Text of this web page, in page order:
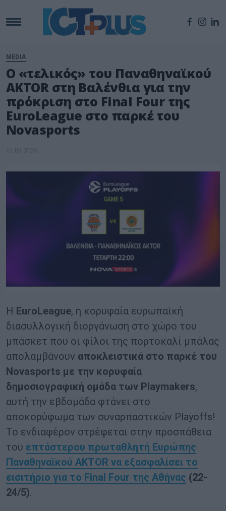
MEDIA
Ο «τελικός» του Παναθηναϊκού
AKTOR στη Βαλένθια για την
πρόκριση στο Final Four της
EuroLeague στο παρκέ του
Novasports
11.05.2026
Η EuroLeague, η κορυφαία ευρωπαϊκή
διασυλλογική διοργάνωση στο χώρο του
μπάσκετ που οι φίλοι της πορτοκαλί μπάλας
απολαμβάνουν αποκλειστικά στο παρκέ του
Novasports με την κορυφαία
δημοσιογραφική ομάδα των Playmakers,
αυτή την εβδομάδα φτάνει στο
αποκορύφωμα των συναρπαστικών Playoffs!
Το ενδιαφέρον στρέφεται στην προσπάθεια
του επτάστερου πρωταθλητή Ευρώπης
Παναθηναϊκού AKTOR να εξασφαλίσει το
εισιτήριο για το Final Four της Αθήνας (22-
24/5).